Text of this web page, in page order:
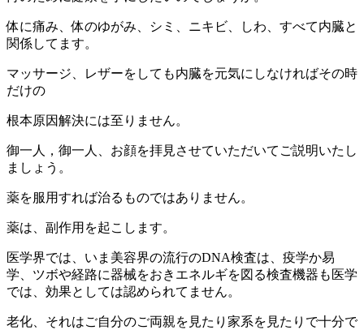
体に痛み、体のゆがみ、シミ、ニキビ、しわ、すべて内臓と
関係してます。
マッサージ、レザーをしても内臓を元気にしなければその時
だけの
根本原因解決には至りません。
御一人，御一人、お顔を拝見させていただいてご説明いたし
ましょう。
薬を服用すれば治るものではありません。
薬は、副作用を起こします。
医学界では、いま美容界の流行のDNA検査は、疫学か易
学、ツボや経路に器械をおきエネルギを図る検査機器も医学
では、効果としては認められてません。
老化、それはご自分のご両親を見たり家系を見たりで十分で